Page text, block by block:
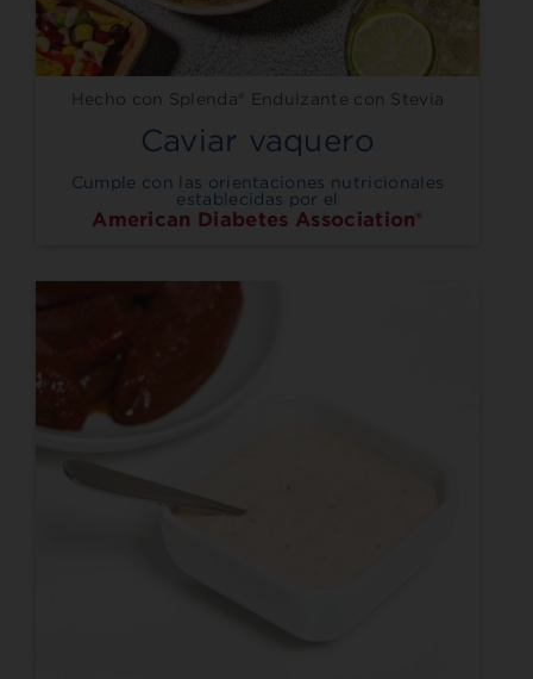
Hecho con Splenda® Endulzante con Stevia
Caviar vaquero
Cumple con las orientaciones nutricionales
establecidas por el
American Diabetes Association®